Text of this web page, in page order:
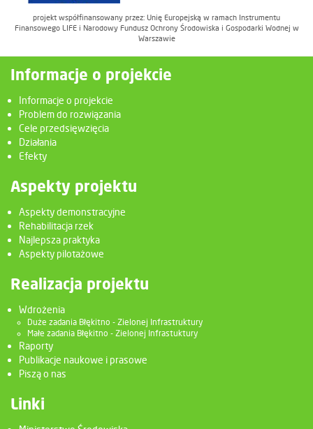
projekt współfinansowany przez: Unię Europejską w ramach Instrumentu
Finansowego LIFE i Narodowy Fundusz Ochrony Środowiska i Gospodarki Wodnej w
Warszawie
Informacje o projekcie
Informacje o projekcie
Problem do rozwiązania
Cele przedsięwzięcia
Działania
Efekty
Aspekty projektu
Aspekty demonstracyjne
Rehabilitacja rzek
Najlepsza praktyka
Aspekty pilotażowe
Realizacja projektu
Wdrożenia
Duże zadania Błękitno - Zielonej Infrastruktury
Małe zadania Błękitno - Zielonej Infrastuktury
Raporty
Publikacje naukowe i prasowe
Piszą o nas
Linki